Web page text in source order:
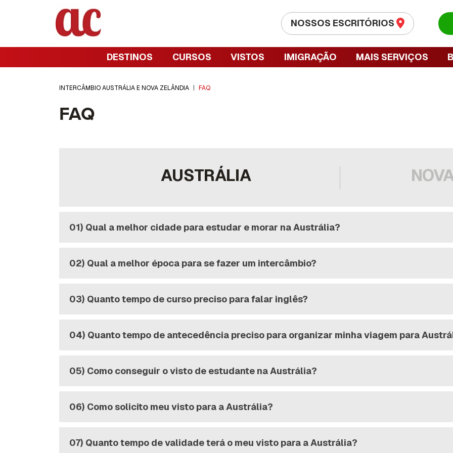
NOSSOS ESCRITÓRIOS
DESTINOS CURSOS VISTOS IMIGRAÇÃO MAIS SERVIÇOS
INTERCÂMBIO AUSTRÁLIA E NOVA ZELÂNDIA FAQ
FAQ
AUSTRÁLIA
01) Qual a melhor cidade para estudar e morar na Austrália?
02) Qual a melhor época para se fazer um intercâmbio?
03) Quanto tempo de curso preciso para falar inglês?
04) Quanto tempo de antecedência preciso para organizar minha viagem para
05) Como conseguir o visto de estudante na Austrália?
06) Como solicito meu visto para a Austrália?
07) Quanto tempo de validade terá o meu visto para a Austrália?